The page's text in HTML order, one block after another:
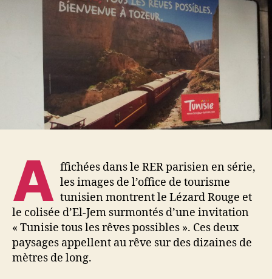
encore
valeurs
«
sûres
»…
A ffichées dans le RER parisien en série,
les images de l’office de tourisme
tunisien montrent le Lézard Rouge et
le colisée d’El-Jem surmontés d’une invitation
« Tunisie tous les rêves possibles ». Ces deux
paysages appellent au rêve sur des dizaines de
mètres de long.